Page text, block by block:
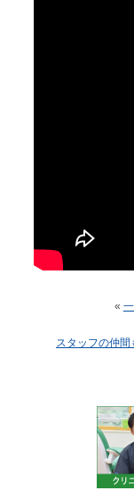
«
スタッフの仲間